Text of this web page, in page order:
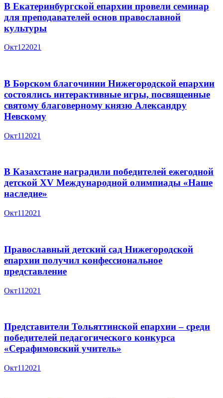
В Екатеринбургской епархии провели семинар
для преподавателей основ православной
культуры
Окт122021
В Борском благочинии Нижегородской епархии
состоялись интерактивные игры, посвященные
святому благоверному князю Александру
Невскому
Окт11 2021
В Казахстане наградили победителей ежегодной
детской XV Международной олимпиады «Наше
наследие»
Окт11 2021
Православный детский сад Нижегородской
епархии получил конфессиональное
представление
Окт11 2021
Представители Тольяттинской епархии – среди
победителей педагогического конкурса
«Серафимовский учитель»
Окт11 2021